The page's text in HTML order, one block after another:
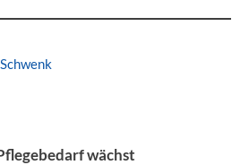
wächst